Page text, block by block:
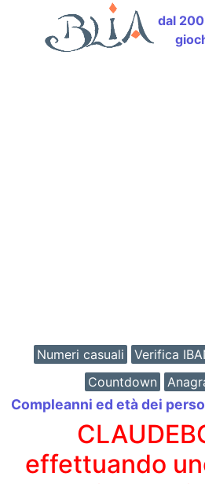
dal
Numeri casuali Verifica
Countdown
Compleanni ed età dei
effettuando